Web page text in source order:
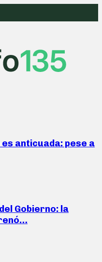
anticuada: pese a
Gobierno: la